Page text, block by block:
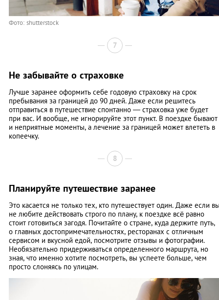
Фото: shutterstock
7
Не забывайте о страховке
Лучше заранее оформить себе годовую страховку на срок
пребывания за границей до 90 дней. Даже если решитесь
отправиться в путешествие спонтанно — страховка уже будет
при вас. И вообще, не игнорируйте этот пункт. В поездке бывают
и неприятные моменты, а лечение за границей может влететь в
копеечку.
8
Планируйте путешествие заранее
Это касается не только тех, кто путешествует один. Даже если
не любите действовать строго по плану, к поездке всё равно
стоит готовиться загодя. Почитайте о стране, куда держите путь,
о главных достопримечательностях, ресторанах с отличным
сервисом и вкусной едой, посмотрите отзывы и фотографии.
Необязательно придерживаться определенного маршрута, но
зная, что именно хотите посмотреть, вы успеете больше, чем
просто слоняясь по улицам.